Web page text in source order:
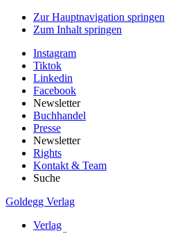
Zur Hauptnavigation springen
Zum Inhalt springen
Instagram
Tiktok
Linkedin
Facebook
Newsletter
Buchhandel
Presse
Newsletter
Rights
Kontakt & Team
Suche
Goldegg Verlag
Verlag